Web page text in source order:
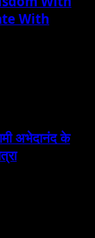
With
अभेदानंद के